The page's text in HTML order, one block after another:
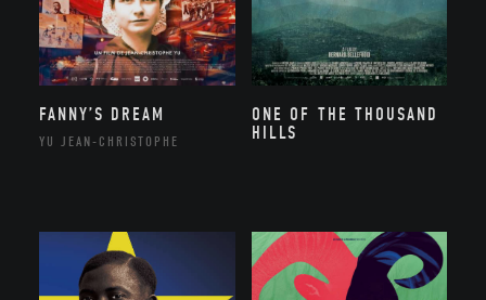
FANNY’S DREAM
YU JEAN-CHRISTOPHE
ONE OF THE THOUSAND
HILLS